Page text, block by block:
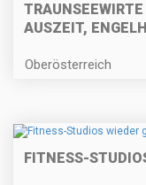
AUSZEIT,
Oberösterreich
FITNESS-